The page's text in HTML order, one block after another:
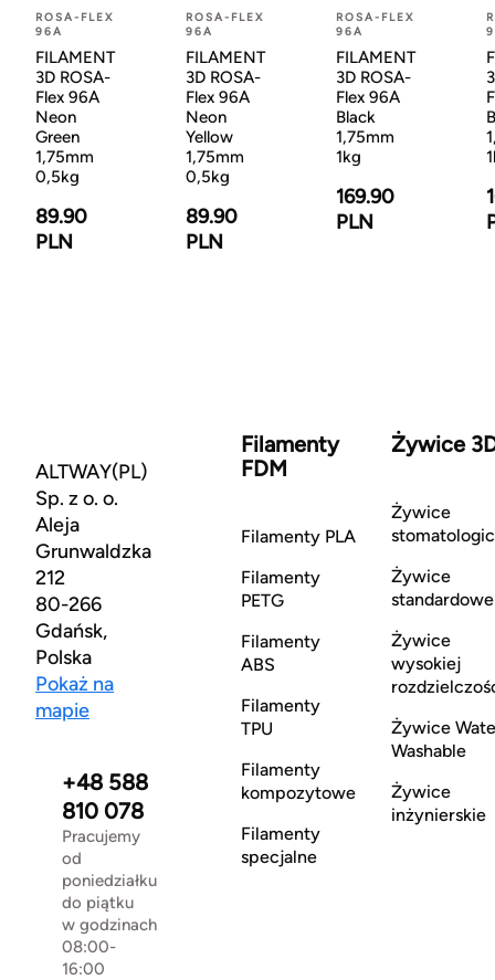
ROSA-FLEX
96A
FILAMENT
3D ROSA-
Flex 96A
Neon
Green
1,75mm
0,5kg
89.90
PLN
ROSA-FLEX
96A
FILAMENT
3D ROSA-
Flex 96A
Neon
Yellow
1,75mm
0,5kg
89.90
PLN
ROSA-FLEX
96A
FILAMENT
3D ROSA-
Flex 96A
Black
1,75mm
1kg
169.90
PLN
ALTWAY(PL)
Sp. z o. o.
Aleja
Grunwaldzka
212
80-266
Gdańsk,
Polska
Pokaż na
mapie
+48 588
810 078
Pracujemy
od
poniedziałku
do piątku
w godzinach
08:00-
16:00
Filamenty
FDM
Filamenty PLA
Filamenty
PETG
Filamenty
ABS
Filamenty
TPU
Filamenty
kompozytowe
Filamenty
specjalne
Żywice
Żywice
Żywice
standardowe
Żywice
wysokiej
Żywice
Washable
Żywice
inżynierskie